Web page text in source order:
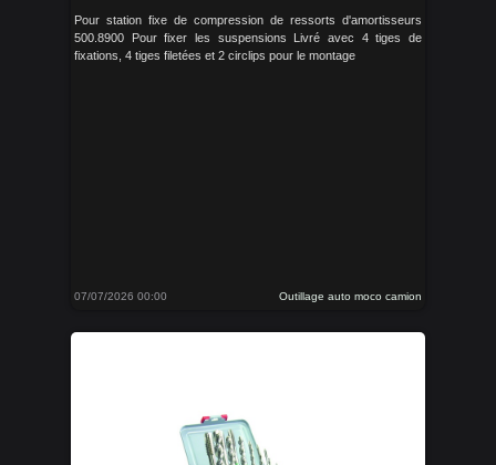
Pour station fixe de compression de ressorts d'amortisseurs
500.8900 Pour fixer les suspensions Livré avec 4 tiges de
fixations, 4 tiges filetées et 2 circlips pour le montage
07/07/2026 00:00 Outillage auto moco camion